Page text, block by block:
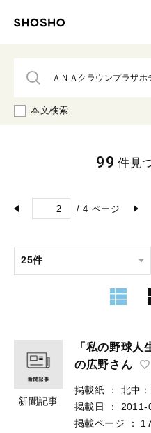
本文検索
/ 4 ページ
99 件見
新聞記事
「私の野球
の広野さん
掲載紙 ：
北中
掲載日
：
2011-
掲載ページ
：
17